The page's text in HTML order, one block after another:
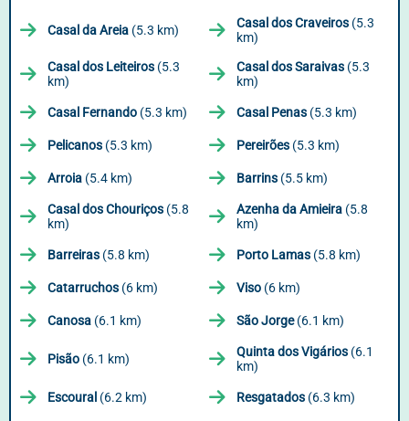
Casal da Areia (5.3 km) Casal dos Craveiros (5.3
km)
Casal dos Leiteiros (5.3
km)
Casal dos Saraivas (5.3
km)
Casal Fernando (5.3 km) Casal Penas (5.3 km)
Pelicanos (5.3 km) Pereirões (5.3 km)
Arroia (5.4 km) Barrins (5.5 km)
Casal dos Chouriços (5.8
km)
Azenha da Amieira (5.8
km)
Barreiras (5.8 km) Porto Lamas (5.8 km)
Catarruchos (6 km) Viso (6 km)
Canosa (6.1 km) São Jorge(6.1 km)
Pisão (6.1 km) Quinta dos Vigários (6.1
km)
Escoural (6.2 km) Resgatados (6.3 km)